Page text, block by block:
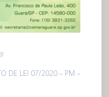
DE LEI 07/2020 – PM –